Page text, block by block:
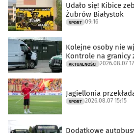
Udało się! Kibice
Żubrów Białystok
SPORT 09:16
Kolejne osoby nie
Kontrole na granicy
AKTUALNOŚCI 2026.08.07
Jagiellonia
SPORT 2026.08.07 15:15
Dodatkowe